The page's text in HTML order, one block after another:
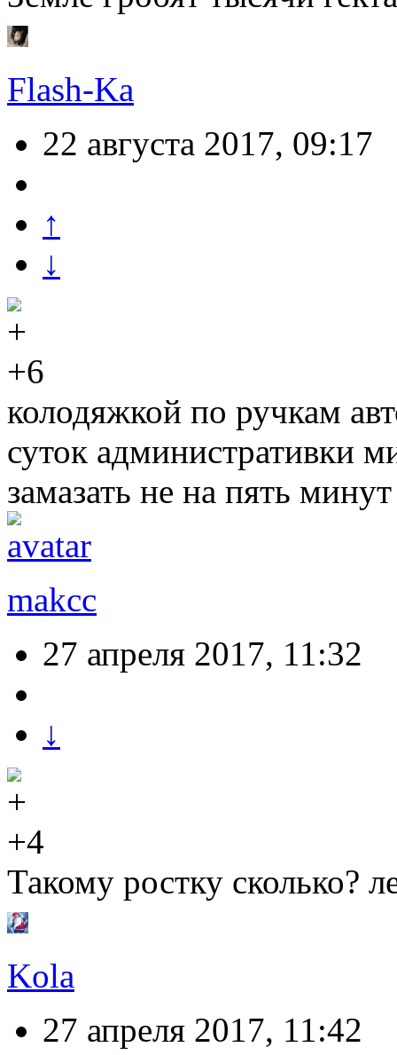
Flash-Ka
22 августа 2017, 09:17
↑
↓
+6
колодяжкой по ручкам
суток административки
замазать не на пять
makcc
27 апреля 2017, 11:32
↓
+4
Такому ростку сколько?
Kola
27 апреля 2017, 11:42